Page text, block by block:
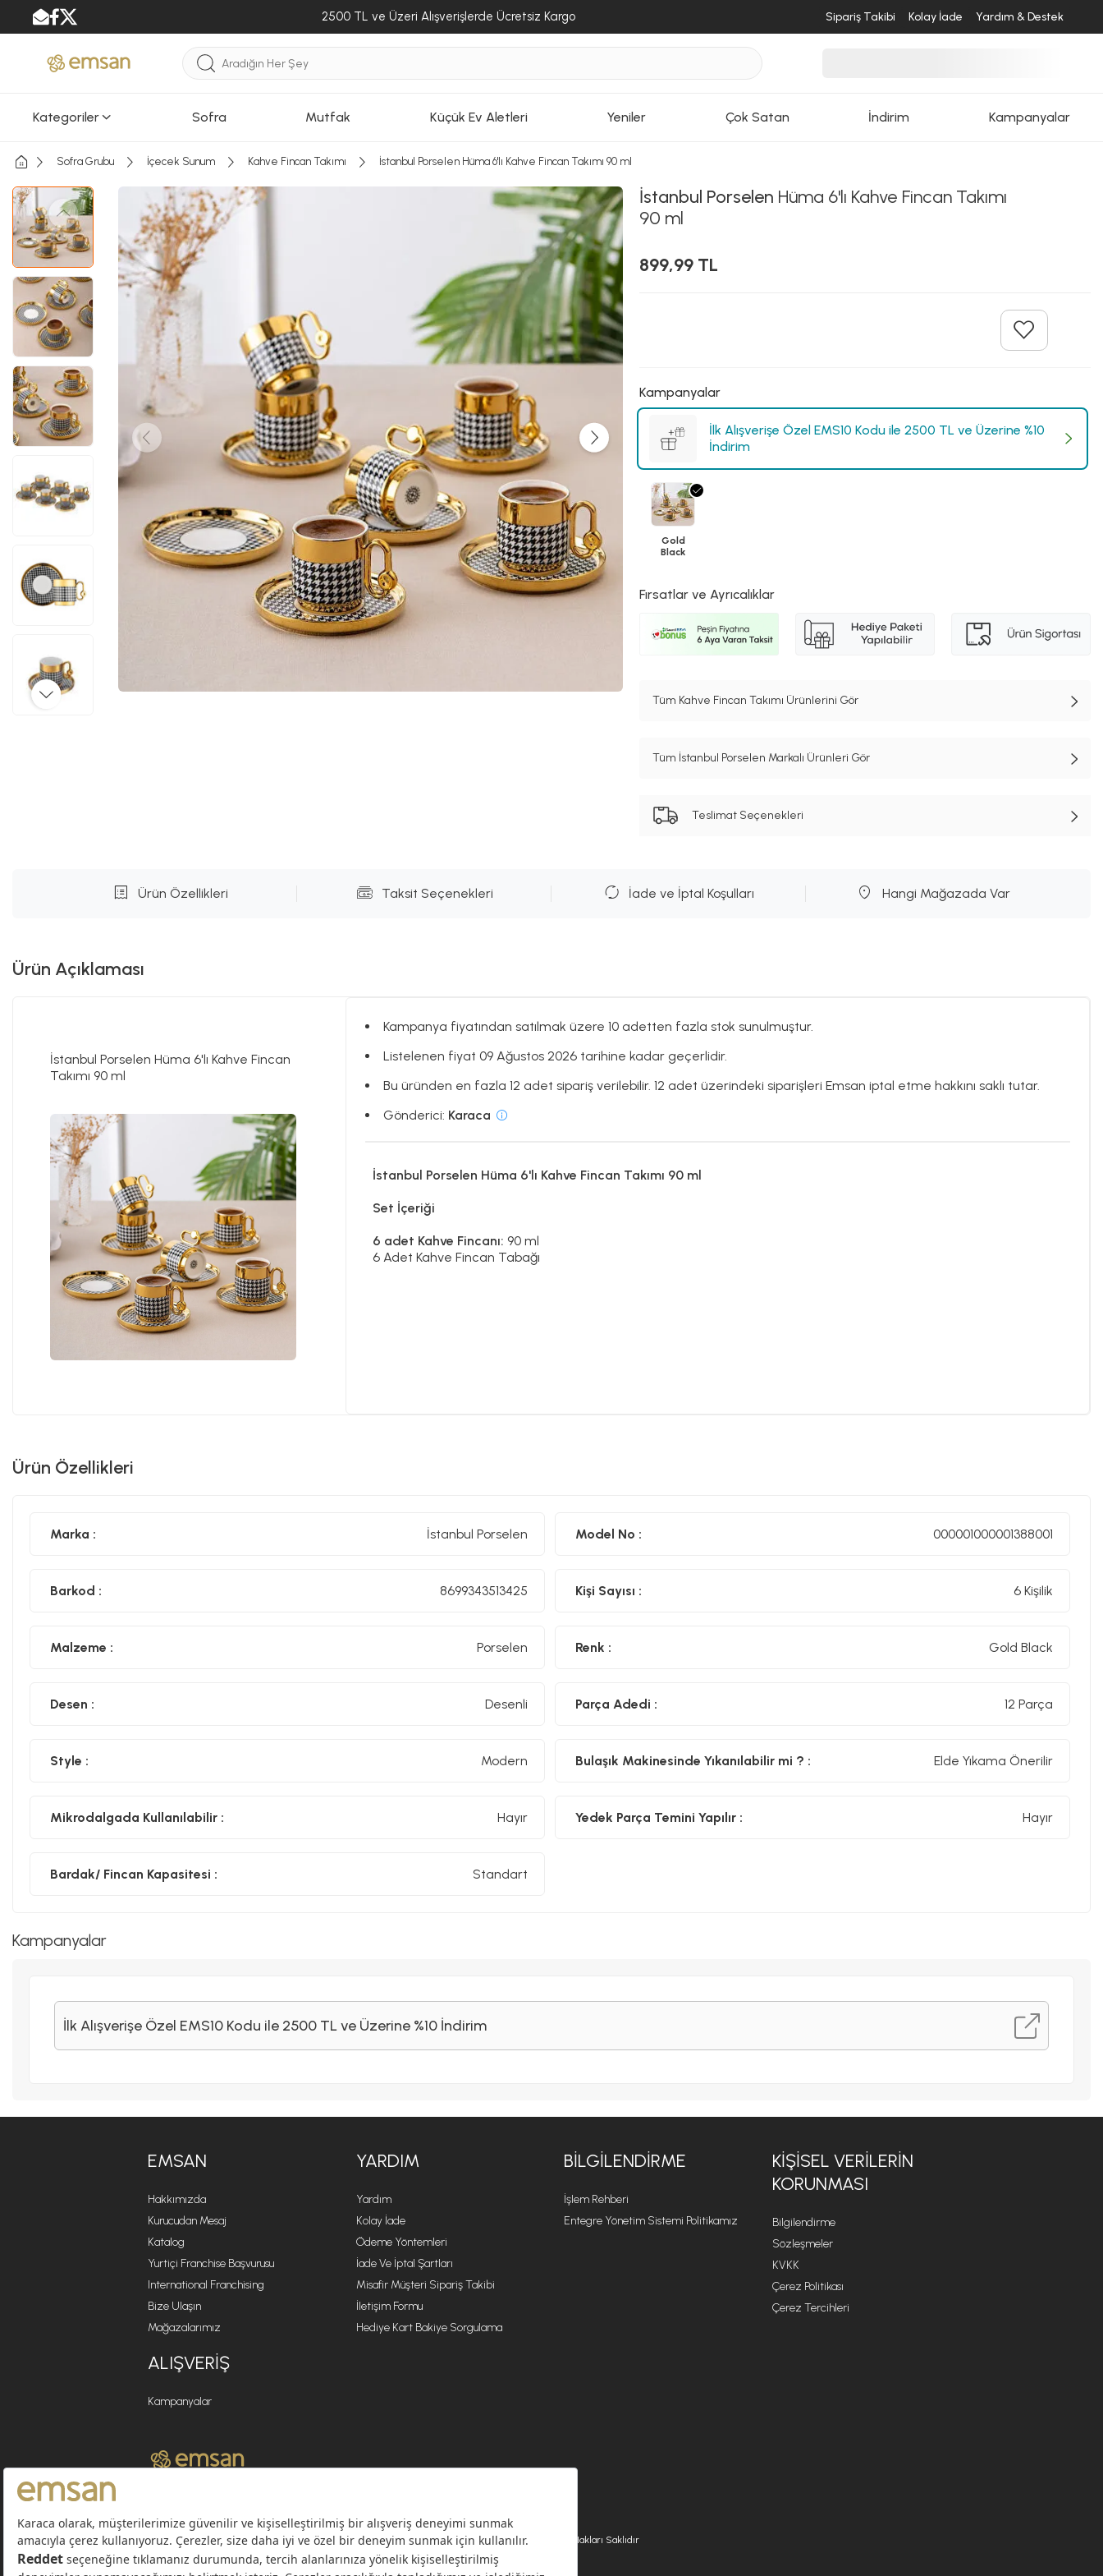
2500 TL ve Üzeri Alışverişlerde Ücretsiz Kargo Sipariş Takibi Kolay İade Yardım & Destek
Kategoriler Sofra Mutfak Küçük Ev Aletleri Yeniler Çok Satan İndirim Kampanyalar
Sofra Grubu İçecek Sunum Kahve Fincan Takımı İstanbul Porselen Hüma 6'lı Kahve Fincan Takımı 90 ml
İstanbul Porselen Hüma 6'lı Kahve Fincan Takımı
90 ml
899,99 TL
Kampanyalar
İlk Alışverişe Özel EMS10 Kodu ile 2500 TL ve Üzerine %10
İndirim
Gold
Black
Fırsatlar ve Ayrıcalıklar
Tüm Kahve Fincan Takımı Ürünlerini Gör
Tüm İstanbul Porselen Markalı Ürünleri Gör
Teslimat Seçenekleri
Ürün Özellikleri Taksit Seçenekleri İade ve İptal Koşulları Hangi Mağazada Var
Ürün Açıklaması
İstanbul Porselen Hüma 6'lı Kahve Fincan
Takımı 90 ml
Kampanya fiyatından satılmak üzere 10 adetten fazla stok sunulmuştur.
Listelenen fiyat 09 Ağustos 2026 tarihine kadar geçerlidir.
Bu üründen en fazla 12 adet sipariş verilebilir. 12 adet üzerindeki siparişleri Emsan iptal etme hakkını saklı tutar.
Gönderici: Karaca
İstanbul Porselen Hüma 6'lı Kahve Fincan Takımı 90 ml
Set İçeriği
6 adet Kahve Fincanı: 90 ml
6 Adet Kahve Fincan Tabağı
Ürün Özellikleri
Marka : İstanbul Porselen Model No : 000001000001388001
Barkod : 8699343513425 Kişi Sayısı : 6 Kişilik
Malzeme : Porselen Renk : Gold Black
Desen : Desenli Parça Adedi : 12 Parça
Style : Modern Bulaşık Makinesinde Yıkanılabilir mi ? : Elde Yıkama Önerilir
Mikrodalgada Kullanılabilir : Hayır Yedek Parça Temini Yapılır : Hayır
Bardak/ Fincan Kapasitesi : Standart
Kampanyalar
İlk Alışverişe Özel EMS10 Kodu ile 2500 TL ve Üzerine %10 İndirim
EMSAN
Hakkımızda
Kurucudan Mesaj
Katalog
Yurtiçi Franchise Başvurusu
International Franchising
Bize Ulaşın
Mağazalarımız
YARDIM
Yardım
Kolay İade
Ödeme Yöntemleri
İade Ve İptal Şartları
Misafir Müşteri Sipariş Takibi
İletişim Formu
Hediye Kart Bakiye Sorgulama
BILGILENDIRME
İşlem Rehberi
Entegre Yönetim Sistemi Politikamız
KİŞİSEL VERİLERİN
KORUNMASI
Bilgilendirme
Sözleşmeler
KVKK
Çerez Politikası
Çerez Tercihleri
ALIŞVERIŞ
Kampanyalar
© 2026 EMSAN A.Ş. Tüm Hakları Saklıdır